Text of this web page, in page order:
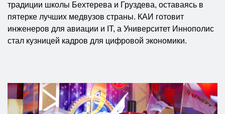
традиции школы Бехтерева и Груздева, оставаясь в
пятерке лучших медвузов страны. КАИ готовит
инженеров для авиации и IT, а Университет Иннополис
стал кузницей кадров для цифровой экономики.